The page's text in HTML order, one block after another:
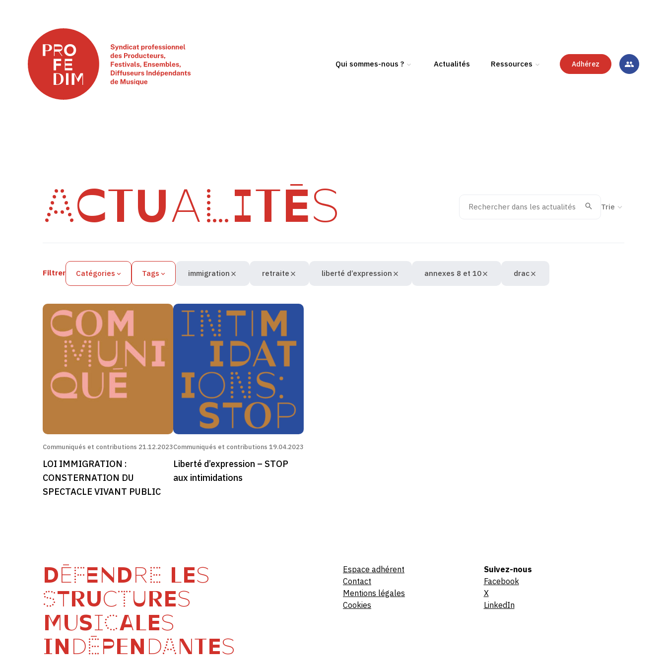
Qui sommes-nous ? Actualités Ressources Adhérez
ACTUALITÉS
Filtres des actualités
Recherche
ValiderTrier la recherche
Filtrer Catégories Tags immigration retraite liberté d’expression annexes 8 et 10 drac
Communiqués et contributions 21.12.2023
LOI IMMIGRATION :
CONSTERNATION DU
SPECTACLE VIVANT PUBLIC
Communiqués et contributions 19.04.2023
Liberté d’expression – STOP
aux intimidations
DÉFENDRE LES
STRUCTURES
MUSICALES
INDÉPENDANTES
Espace adhérent
Contact
Mentions légales
Cookies
Suivez-nous
Facebook
X
LinkedIn